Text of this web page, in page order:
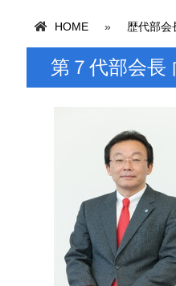
HOME » 歴代部会
第７代部会長